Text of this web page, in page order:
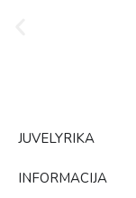
JUVELYRIKA
INFORMACIJA